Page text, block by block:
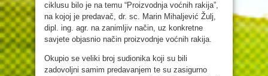
ciklusu bilo je na temu “Proizvodnja voćnih rakija”,
na kojoj je predavač, dr. sc. Marin Mihaljević Žulj,
dipl. ing. agr. na zanimljiv način, uz konkretne
savjete objasnio način proizvodnje voćnih rakija.
Okupio se veliki broj sudionika koji su bili
zadovoljni samim predavanjem te su zasigurno